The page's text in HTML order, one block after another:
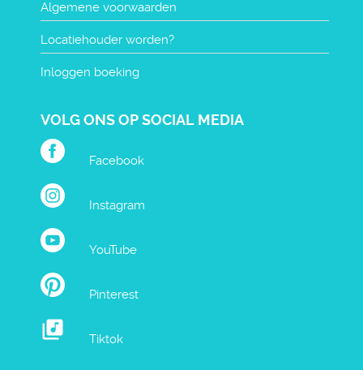
Algemene voorwaarden
Locatiehouder worden?
Inloggen boeking
VOLG ONS OP SOCIAL MEDIA
Facebook
Instagram
YouTube
Pinterest
Tiktok